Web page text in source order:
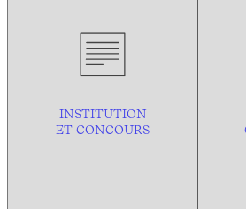
INSTITUTION
ET CONCOURS